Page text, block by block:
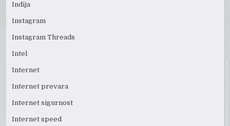
Indija
Instagram
Instagram Threads
Intel
Internet
Internet prevara
Internet sigurnost
Internet speed